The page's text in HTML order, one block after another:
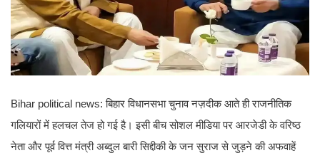
Bihar political news: बिहार विधानसभा चुनाव नज़दीक आते ही राजनीतिक
गलियारों में हलचल तेज हो गई है। इसी बीच सोशल मीडिया पर आरजेडी के वरिष्ठ
नेता और पूर्व वित्त मंत्री अब्दुल बारी सिद्दीकी के जन सुराज से जुड़ने की अफवाहें